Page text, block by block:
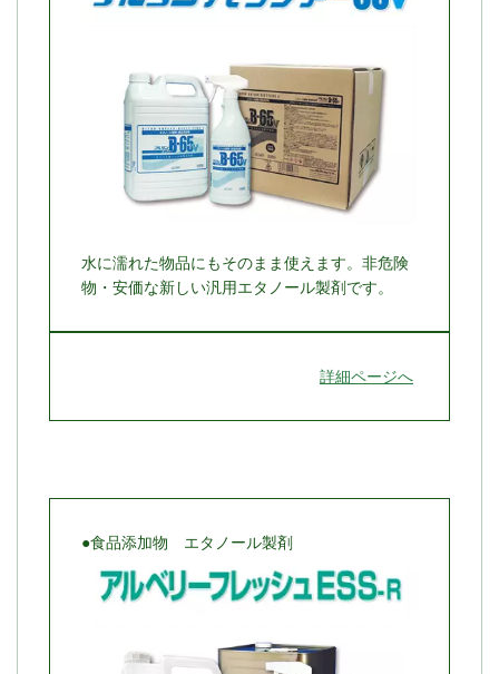
水に濡れた物品にもそのまま使えます。非危険
物・安価な新しい汎用エタノール製剤です。
詳細ページへ
●食品添加物 エタノール製剤